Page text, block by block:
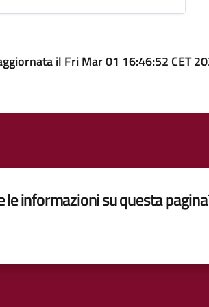
il Fri Mar 01 16:46:52 CET
le informazioni su questa